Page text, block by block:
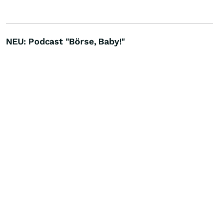
NEU: Podcast "Börse, Baby!"